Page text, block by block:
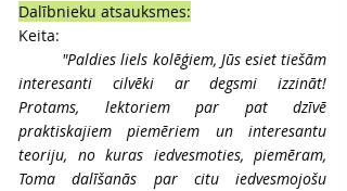
Dalībnieku atsauksmes:
Keita:
interesanti cilvēki ar degsmi izzināt!
Protams, lektoriem par pat dzīvē
praktiskajiem piemēriem un interesantu
teoriju, no kuras iedvesmoties, piemēram,
Toma dalīšanās par citu iedvesmojošu